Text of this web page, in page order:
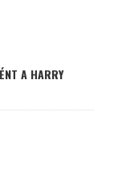
A HARRY